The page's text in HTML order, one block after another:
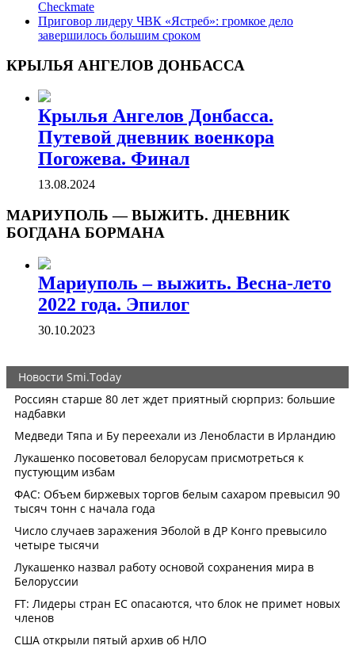
Checkmate
Приговор лидеру ЧВК «Ястреб»: громкое дело
завершилось большим сроком
КРЫЛЬЯ АНГЕЛОВ ДОНБАССА
Крылья Ангелов Донбасса.
Путевой дневник военкора
Погожева. Финал
13.08.2024
МАРИУПОЛЬ — ВЫЖИТЬ. ДНЕВНИК
БОГДАНА БОРМАНА
Мариуполь – выжить. Весна-лето
2022 года. Эпилог
30.10.2023